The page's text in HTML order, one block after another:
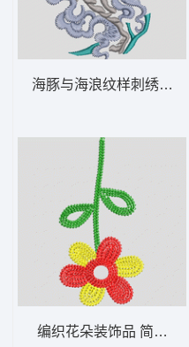
海豚与海浪纹样刺绣 豹子
编织花朵装饰品 简单的花